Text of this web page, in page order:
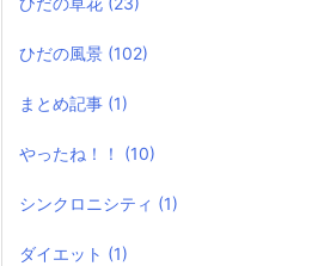
ひだの風景 (102)
まとめ記事 (1)
やったね！！ (10)
シンクロニシティ (1)
ダイエット (1)